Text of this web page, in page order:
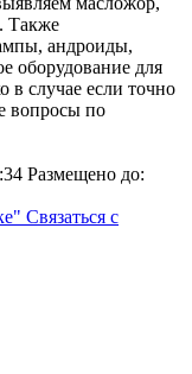
Также
андроиды,
оборудование для
в случае если точно
вопросы по
Размещено до:
Связаться с